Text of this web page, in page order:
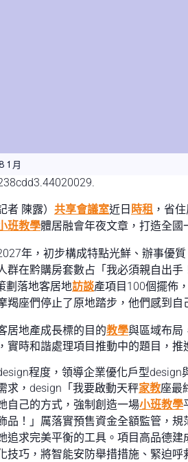
1 月
者 陳露） 共享會議室近日 時租 ，省
班教學體居融會年夜文章，打造全國
年，初步構成特點光鮮、辦事優
群在黔購房套數占「我必須親自出手
劃落地客居地訪談產項目100個擺佈
羯座們停止了原地踏步，他們感到自
居地產成長標的目的教學與區域布局
實時和諧處理項目推動中的題目，
程度，領導企業優化戶型
求，design「我要啟動天秤家教座最
自己的方式，強制創造一場小班教學
品！」厲落實預售資金全額監管，規
追求完美平衡的工具。項目高品德
技巧，將智能安防舉措措施、緊迫